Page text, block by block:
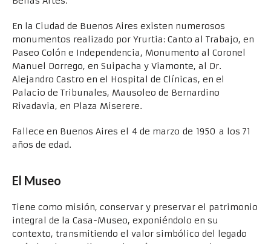
En la Ciudad de Buenos Aires existen numerosos
monumentos realizado por Yrurtia: Canto al Trabajo, en
Paseo Colón e Independencia, Monumento al Coronel
Manuel Dorrego, en Suipacha y Viamonte, al Dr.
Alejandro Castro en el Hospital de Clínicas, en el
Palacio de Tribunales, Mausoleo de Bernardino
Rivadavia, en Plaza Miserere.
Fallece en Buenos Aires el 4 de marzo de 1950 a los 71
años de edad.
El Museo
Tiene como misión, conservar y preservar el patrimonio
integral de la Casa-Museo, exponiéndolo en su
contexto, transmitiendo el valor simbólico del legado